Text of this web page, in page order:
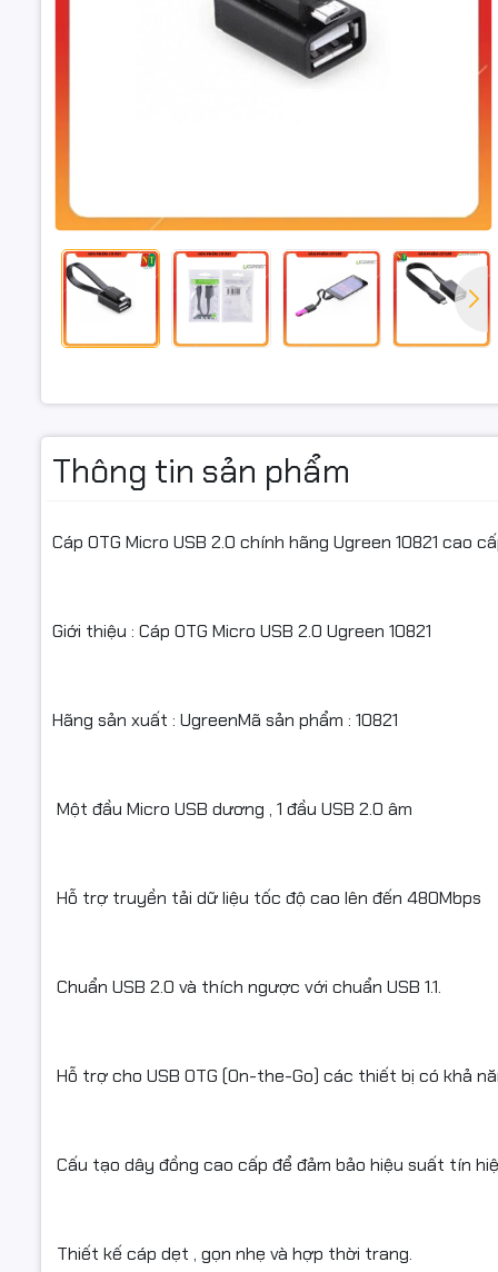
Thông tin sản phẩm
Cáp OTG Micro USB 2.0 chính hãng Ugreen 10821 cao
Giới thiệu : Cáp OTG Micro USB 2.0 Ugreen 10821
Hãng sản xuất : UgreenMã sản phẩm : 10821
Một đầu Micro USB dương , 1 đầu USB 2.0 âm
Hỗ trợ truyền tải dữ liệu tốc độ cao lên đến 480Mbps
Chuẩn USB 2.0 và thích ngược với chuẩn USB 1.1.
Hỗ trợ cho USB OTG (On-the-Go) các thiết bị có khả
Cấu tạo dây đồng cao cấp để đảm bảo hiệu suất tín
Thiết kế cáp dẹt , gọn nhẹ và hợp thời trang.
Một đầu
Chuẩn
Hỗ trợ
Cấu tạo